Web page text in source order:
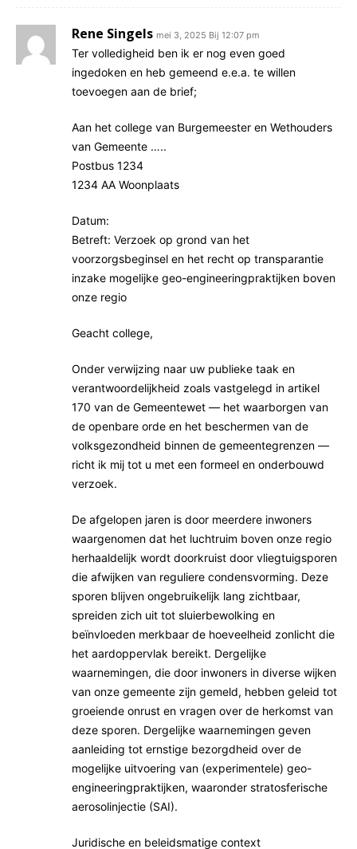
Rene Singels mei 3, 2025 Bij 12:07 pm
Ter volledigheid ben ik er nog even goed
ingedoken en heb gemeend e.e.a. te willen
toevoegen aan de brief;
Aan het college van Burgemeester en Wethouders
van Gemeente …..
Postbus 1234
1234 AA Woonplaats
Datum:
Betreft: Verzoek op grond van het
voorzorgsbeginsel en het recht op transparantie
inzake mogelijke geo-engineeringpraktijken boven
onze regio
Geacht college,
Onder verwijzing naar uw publieke taak en
verantwoordelijkheid zoals vastgelegd in artikel
170 van de Gemeentewet — het waarborgen van
de openbare orde en het beschermen van de
volksgezondheid binnen de gemeentegrenzen —
richt ik mij tot u met een formeel en onderbouwd
verzoek.
De afgelopen jaren is door meerdere inwoners
waargenomen dat het luchtruim boven onze regio
herhaaldelijk wordt doorkruist door vliegtuigsporen
die afwijken van reguliere condensvorming. Deze
sporen blijven ongebruikelijk lang zichtbaar,
spreiden zich uit tot sluierbewolking en
beïnvloeden merkbaar de hoeveelheid zonlicht die
het aardoppervlak bereikt. Dergelijke
waarnemingen, die door inwoners in diverse wijken
van onze gemeente zijn gemeld, hebben geleid tot
groeiende onrust en vragen over de herkomst van
deze sporen. Dergelijke waarnemingen geven
aanleiding tot ernstige bezorgdheid over de
mogelijke uitvoering van (experimentele) geo-
engineeringpraktijken, waaronder stratosferische
aerosolinjectie (SAI).
Juridische en beleidsmatige context